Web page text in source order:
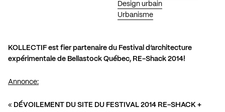
Design urbain
Urbanisme
KOLLECTIF est fier partenaire du Festival d’architecture
expérimentale de Bellastock Québec, RE-Shack 2014!
Annonce:
« DÉVOILEMENT DU SITE DU FESTIVAL 2014 RE-SHACK +